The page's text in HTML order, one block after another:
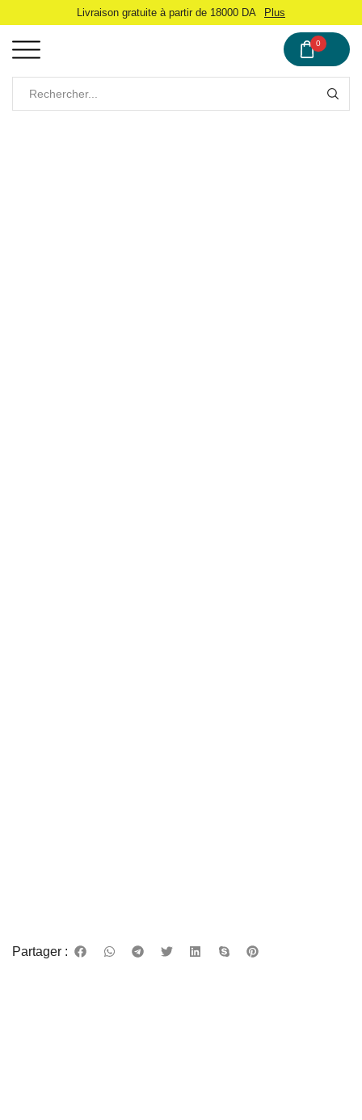
Livraison gratuite à partir de 18000 DA Plus
0
Partager :